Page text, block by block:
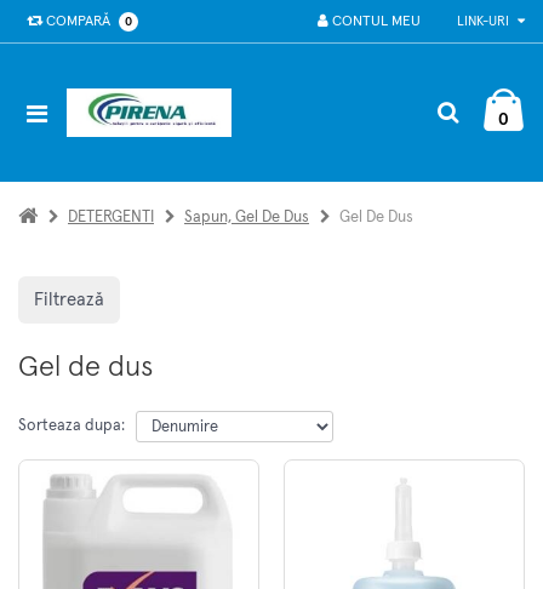
COMPARĂ 0 LINK-URI
CONTUL MEU
0
DETERGENTI Sapun, Gel De Dus Gel De Dus
Filtrează
Gel de dus
Sorteaza dupa: